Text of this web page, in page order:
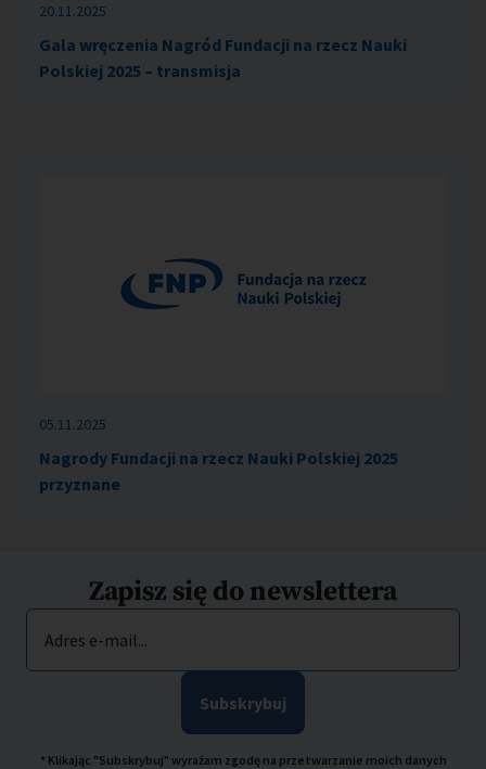
20.11.2025
Gala wręczenia Nagród Fundacji na rzecz Nauki
Polskiej 2025 – transmisja
05.11.2025
Nagrody Fundacji na rzecz Nauki Polskiej 2025
przyznane
Zapisz się do newslettera
Adres e-mail...
Subskrybuj
* Klikając "Subskrybuj" wyrażam zgodę na przetwarzanie moich danych